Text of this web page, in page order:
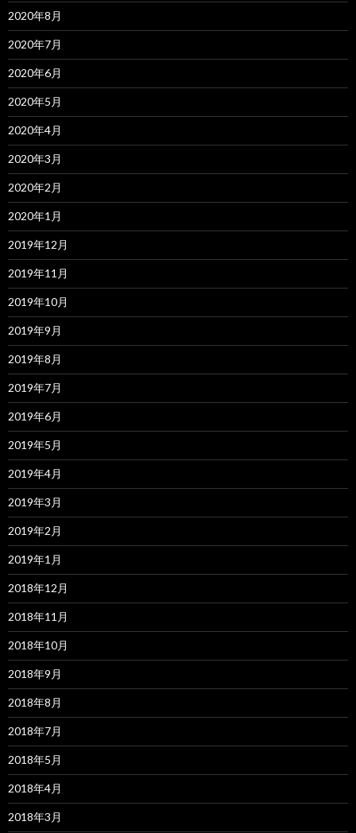
2020年8月
2020年7月
2020年6月
2020年5月
2020年4月
2020年3月
2020年2月
2020年1月
2019年12月
2019年11月
2019年10月
2019年9月
2019年8月
2019年7月
2019年6月
2019年5月
2019年4月
2019年3月
2019年2月
2019年1月
2018年12月
2018年11月
2018年10月
2018年9月
2018年8月
2018年7月
2018年5月
2018年4月
2018年3月